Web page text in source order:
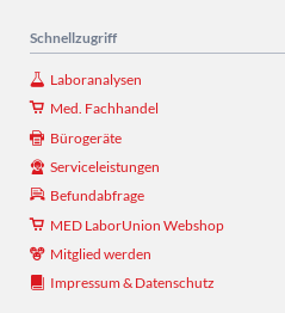
Schnellzugriff
Laboranalysen
Med. Fachhandel
Bürogeräte
Serviceleistungen
Befundabfrage
MED LaborUnion Webshop
Mitglied werden
Impressum & Datenschutz